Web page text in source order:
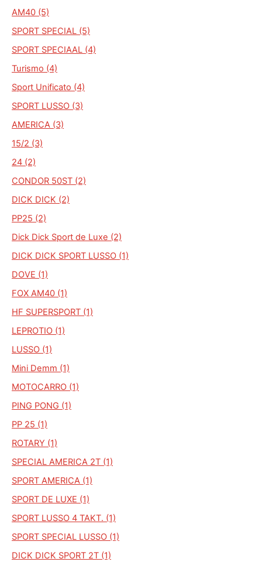
AM40 (5)
SPORT SPECIAL (5)
SPORT SPECIAAL (4)
Turismo (4)
Sport Unificato (4)
SPORT LUSSO (3)
AMERICA (3)
15/2 (3)
24 (2)
CONDOR 50ST (2)
DICK DICK (2)
PP25 (2)
Dick Dick Sport de Luxe (2)
DICK DICK SPORT LUSSO (1)
DOVE (1)
FOX AM40 (1)
HF SUPERSPORT (1)
LEPROTIO (1)
LUSSO (1)
Mini Demm (1)
MOTOCARRO (1)
PING PONG (1)
PP 25 (1)
ROTARY (1)
SPECIAL AMERICA 2T (1)
SPORT AMERICA (1)
SPORT DE LUXE (1)
SPORT LUSSO 4 TAKT. (1)
SPORT SPECIAL LUSSO (1)
DICK DICK SPORT 2T (1)